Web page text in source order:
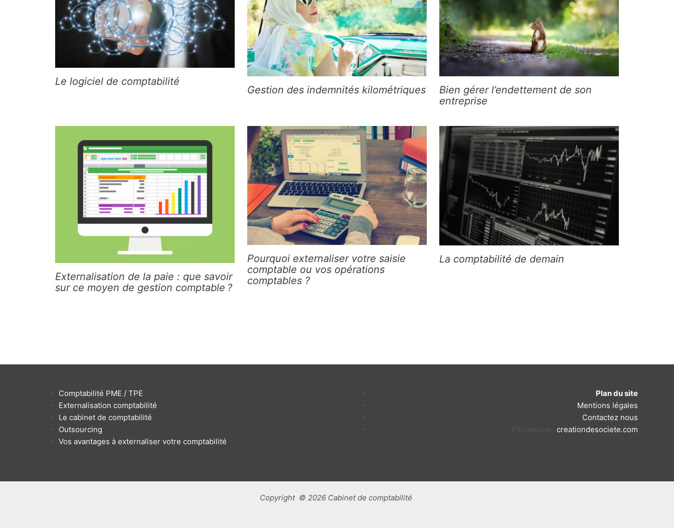
Le logiciel de comptabilité
Gestion des indemnités kilométriques
Bien gérer l’endettement de son
entreprise
Externalisation de la paie : que savoir
sur ce moyen de gestion comptable ?
Pourquoi externaliser votre saisie
comptable ou vos opérations
comptables ?
La comptabilité de demain
Comptabilité PME / TPE
Externalisation comptabilité
Le cabinet de comptabilité
Outsourcing
Vos avantages à externaliser votre comptabilité
Plan du site
Mentions légales
Contactez nous
creationdesociete.com
Copyright © 2026 Cabinet de comptabilité